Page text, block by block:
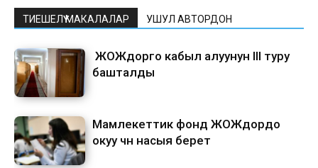
ТИЕШЕЛҮҮ МАКАЛАЛАР УШУЛ АВТОРДОН
ЖОЖдорго кабыл алуунун III туру
башталды
Мамлекеттик фонд ЖОЖдордо
окуу үчүн насыя берет